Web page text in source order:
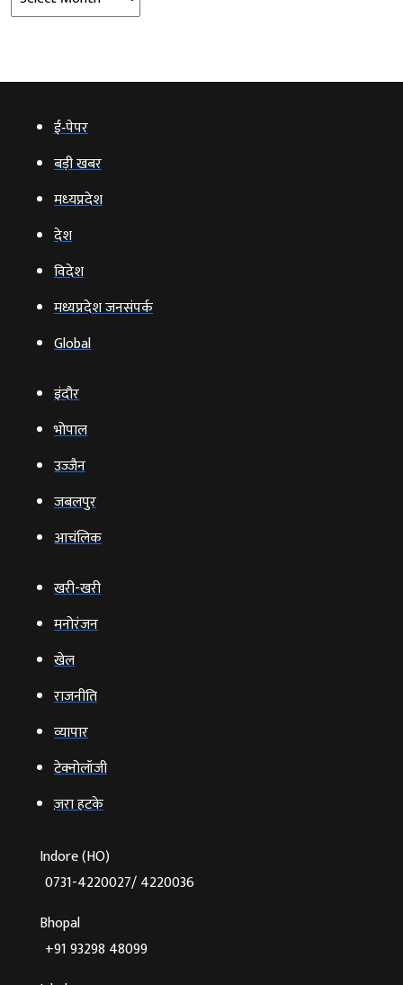
ई‑पेपर
बड़ी खबर
मध्‍यप्रदेश
देश
विदेश
मध्यप्रदेश जनसंपर्क
Global
इंदौर
भोपाल
उज्‍जैन
जबलपुर
आचंलिक
खरी-खरी
मनोरंजन
खेल
राजनीति
व्‍यापार
टेक्‍नोलॉजी
ज़रा हटके
Indore (HO)
0731-4220027/ 4220036
Bhopal
+91 93298 48099